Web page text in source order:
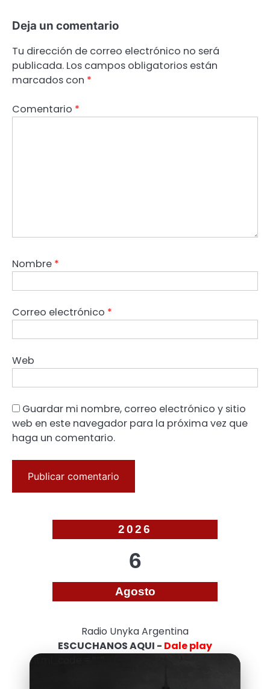
Deja un comentario
Tu dirección de correo electrónico no será
publicada. Los campos obligatorios están
marcados con *
Comentario *
Nombre *
Correo electrónico *
Web
Guardar mi nombre, correo electrónico y sitio
web en este navegador para la próxima vez que
haga un comentario.
2026
6
Agosto
Radio Unyka Argentina
ESCUCHANOS AQUI - Dale play